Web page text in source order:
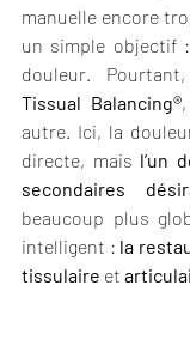
manuelle encore
un simple objectif
Tissual Balancing®
autre. Ici, la
directe, mais l’un
secondaires
beaucoup plus
intelligent : la
tissulaire et